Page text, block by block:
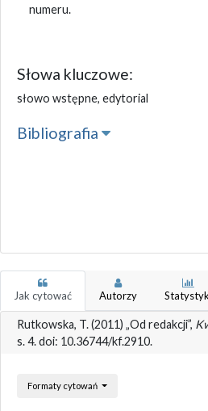
numeru.
Słowa kluczowe:
słowo wstępne, edytorial
Bibliografia
Jak cytować Autorzy
Rutkowska, T. (2011) „Od redakcji”,
s. 4. doi: 10.36744/kf.2910.
Formaty cytowań